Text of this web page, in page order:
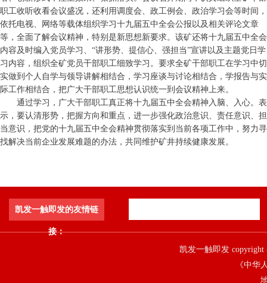
职工收听收看会议盛况，还利用调度会、政工例会、政治学习会等时间，
依托电视、网络等载体组织学习十九届五中全会公报以及相关评论文章
等，全面了解会议精神，特别是新思想新要求。该矿还将十九届五中全会
内容及时编入党员学习、“讲形势、提信心、强担当”宣讲以及主题党日学
习内容，组织全矿党员干部职工细致学习。要求全矿干部职工在学习中切
实做到个人自学与领导讲解相结合，学习座谈与讨论相结合，学报告与实
际工作相结合，把广大干部职工思想认识统一到会议精神上来。
通过学习，广大干部职工真正将十九届五中全会精神入脑、入心。表
示，要认清形势，把握方向和重点，进一步强化政治意识、责任意识、担
当意识，把党的十九届五中全会精神贯彻落实到当前各项工作中，努力寻
找解决当前企业发展难题的办法，共同维护矿井持续健康发展。
凯发一触即发的友情链
接：
凯发一触即发
《中华